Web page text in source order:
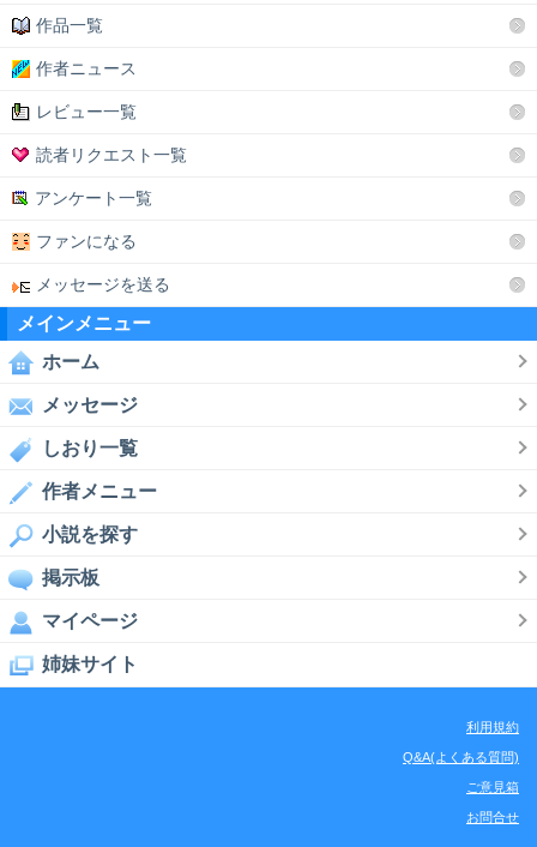
作品一覧
作者ニュース
レビュー一覧
読者リクエスト一覧
アンケート一覧
ファンになる
メッセージを送る
メインメニュー
ホーム
メッセージ
しおり一覧
作者メニュー
小説を探す
掲示板
マイページ
姉妹サイト
利用規約
Q&A(よくある質問)
ご意見箱
お問合せ